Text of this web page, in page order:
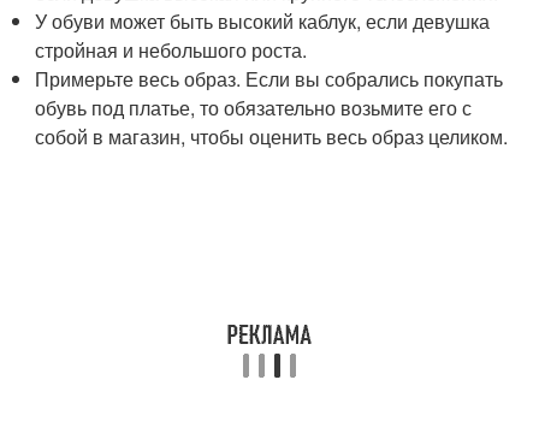
У обуви может быть высокий каблук, если девушка
стройная и небольшого роста.
Примерьте весь образ. Если вы собрались покупать
обувь под платье, то обязательно возьмите его с
собой в магазин, чтобы оценить весь образ целиком.